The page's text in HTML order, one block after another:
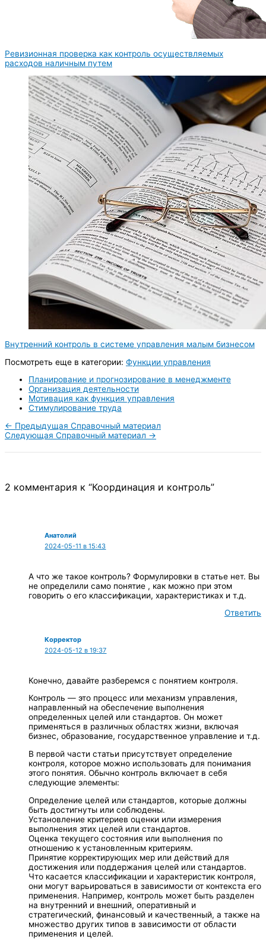
Ревизионная проверка как контроль осуществляемых
расходов наличным путем
Внутренний контроль в системе управления малым бизнесом
Посмотреть еще в категории: Функции управления
Планирование и прогнозирование в менеджменте
Организация деятельности
Мотивация как функция управления
Стимулирование труда
← Предыдущая Справочный материал
Следующая Справочный материал →
2 комментария к “Координация и контроль”
Анатолий
2024-05-11 в 15:43
А что же такое контроль? Формулировки в статье нет. Вы
не определили само понятие , как можно при этом
говорить о его классификации, характеристиках и т.д.
Ответить
Корректор
2024-05-12 в 19:37
Конечно, давайте разберемся с понятием контроля.
Контроль — это процесс или механизм управления,
направленный на обеспечение выполнения
определенных целей или стандартов. Он может
применяться в различных областях жизни, включая
бизнес, образование, государственное управление и т.д.
В первой части статьи присутствует определение
контроля, которое можно использовать для понимания
этого понятия. Обычно контроль включает в себя
следующие элементы:
Определение целей или стандартов, которые должны
быть достигнуты или соблюдены.
Установление критериев оценки или измерения
выполнения этих целей или стандартов.
Оценка текущего состояния или выполнения по
отношению к установленным критериям.
Принятие корректирующих мер или действий для
достижения или поддержания целей или стандартов.
Что касается классификации и характеристик контроля,
они могут варьироваться в зависимости от контекста его
применения. Например, контроль может быть разделен
на внутренний и внешний, оперативный и
стратегический, финансовый и качественный, а также на
множество других типов в зависимости от области
применения и целей.